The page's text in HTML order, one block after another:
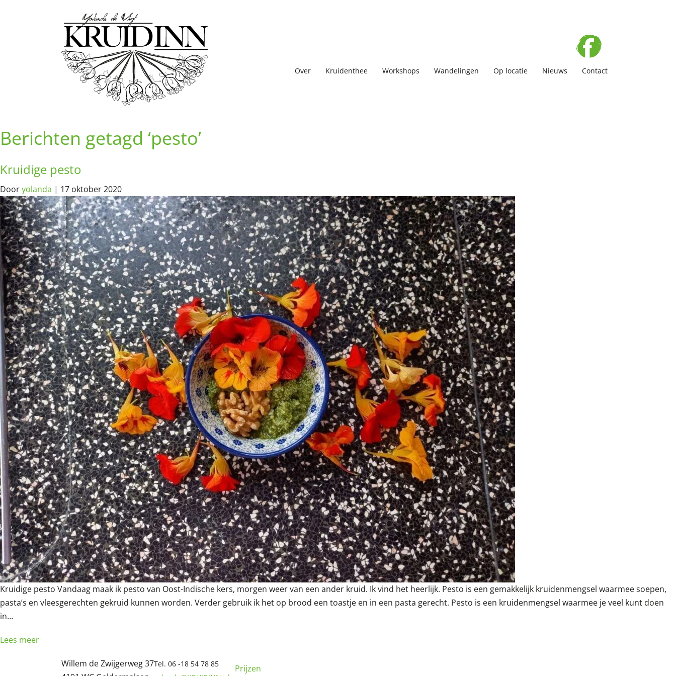
Over Kruidenthee Workshops Wandelingen Op locatie Nieuws Contact
Berichten getagd ‘pesto’
Kruidige pesto
Dooryolanda | 17 oktober 2020
Kruidige pesto Vandaag maak ik pesto van Oost-Indische kers, morgen weer van een ander kruid. Ik vind het heerlijk. Pesto is een gemakkelijk kruidenmengsel waarmee soepen,
pasta’s en vleesgerechten gekruid kunnen worden. Verder gebruik ik het op brood een toastje en in een pasta gerecht. Pesto is een kruidenmengsel waarmee je veel kunt doen
in…
Lees meer
Willem de Zwijgerweg 37Tel. 06 -18 54 78 85
Prijzen